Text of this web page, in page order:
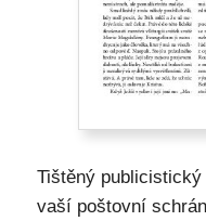
Tištěný
vaší poštovní